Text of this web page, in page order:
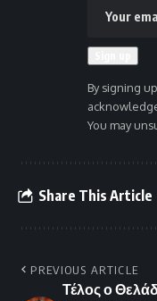
By signing
You may
Share This Article
PREVIOUS ARTICLE
Τέλος ο